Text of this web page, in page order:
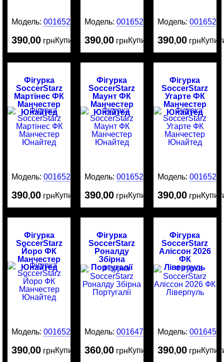
Модель:0016529
390,00 грнКупити
Модель:0016528
390,00 грнКупити
Модель: 0016526
390,00 грн
Фігурка
SoccerStarz
Мартінес ФК
Манчестер
Юнайтед
Модель:0016525
390,00 грнКупити
Фігурка
SoccerStarz
Маунт ФК
Манчестер
Юнайтед
Модель:0016524
390,00 грнКупити
Фігурка
SoccerStarz
Угарте ФК
Манчестер
Юнайтед
Модель: 0016523
390,00 грн
Фігурка
SoccerStarz
Йоро ФК
Манчестер
Юнайтед
Модель:0016522
390,00 грнКупити
Фігурка
SoccerStarz
Роналду
Збірна
Португалії
Модель:0016476
360,00 грнКупити
Фігурка
SoccerStarz
Аліссон 2026
ФК
Ліверпуль
Модель: 0016456
390,00 грн